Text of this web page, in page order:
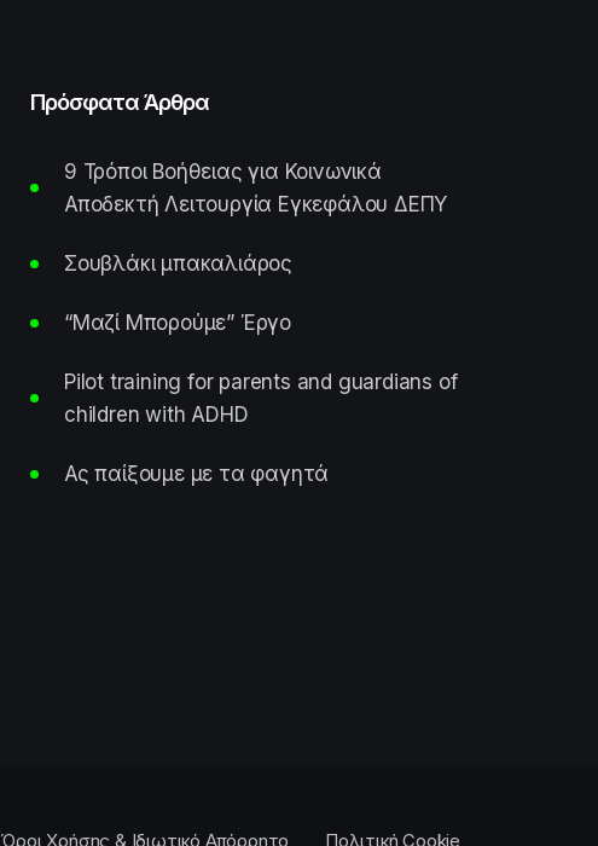
Πρόσφατα Άρθρα
9 Τρόποι Βοήθειας για Κοινωνικά
Αποδεκτή Λειτουργία Εγκεφάλου ΔΕΠΥ
Σουβλάκι μπακαλιάρος
“Μαζί Μπορούμε” Έργο
Pilot training for parents and guardians of
children with ADHD
Ας παίξουμε με τα φαγητά
Όροι Χρήσης & Ιδιωτικό Απόρρητο Πολιτική Cookie